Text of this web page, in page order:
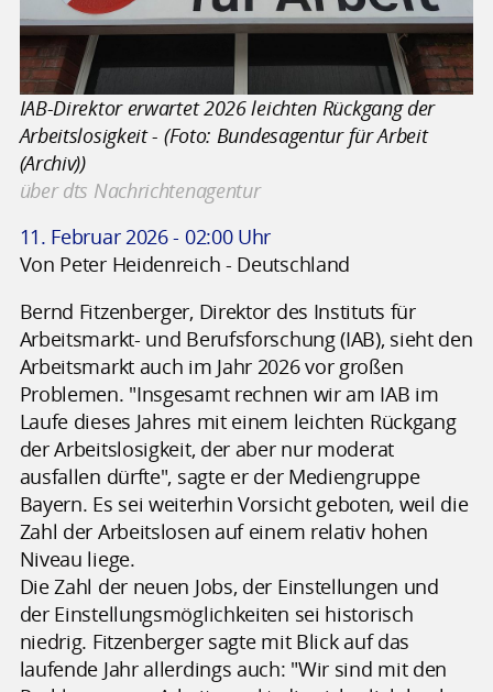
IAB-Direktor erwartet 2026 leichten Rückgang der
Arbeitslosigkeit - (Foto: Bundesagentur für Arbeit
(Archiv))
über dts Nachrichtenagentur
11. Februar 2026 - 02:00 Uhr
Von Peter Heidenreich - Deutschland
Bernd Fitzenberger, Direktor des Instituts für
Arbeitsmarkt- und Berufsforschung (IAB), sieht den
Arbeitsmarkt auch im Jahr 2026 vor großen
Problemen. "Insgesamt rechnen wir am IAB im
Laufe dieses Jahres mit einem leichten Rückgang
der Arbeitslosigkeit, der aber nur moderat
ausfallen dürfte", sagte er der Mediengruppe
Bayern. Es sei weiterhin Vorsicht geboten, weil die
Zahl der Arbeitslosen auf einem relativ hohen
Niveau liege.
Die Zahl der neuen Jobs, der Einstellungen und
der Einstellungsmöglichkeiten sei historisch
niedrig. Fitzenberger sagte mit Blick auf das
laufende Jahr allerdings auch: "Wir sind mit den